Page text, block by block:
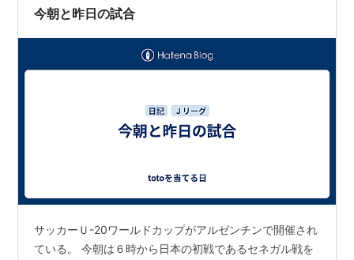
多くのシュートチャンス…
今朝と昨日の試合
サッカーＵ-20ワールドカップがアルゼンチンで開催され
ている。 今朝は６時から日本の初戦であるセネガル戦を